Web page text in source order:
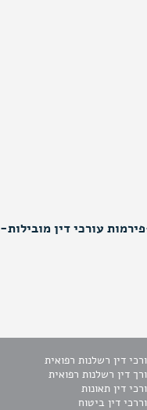
עורכי דין מובילות-
דין רשלנות רפואית
דין רשלנות רפואית
דין תאונות
דין ביטוח